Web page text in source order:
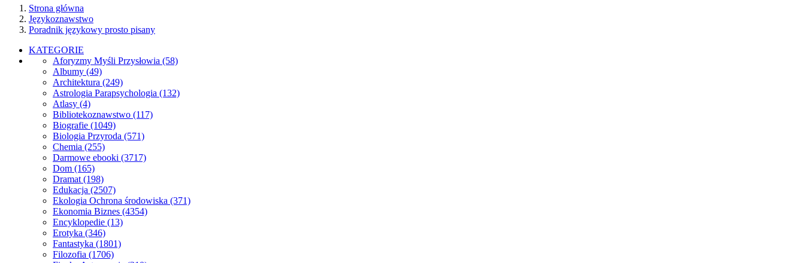
Strona główna
Językoznawstwo
Poradnik językowy prosto pisany
KATEGORIE
Aforyzmy Myśli Przysłowia (58)
Albumy (49)
Architektura (249)
Astrologia Parapsychologia (132)
Atlasy (4)
Bibliotekoznawstwo (117)
Biografie (1049)
Biologia Przyroda (571)
Chemia (255)
Darmowe ebooki (3717)
Dom (165)
Dramat (198)
Edukacja (2507)
Ekologia Ochrona środowiska (371)
Ekonomia Biznes (4354)
Encyklopedie (13)
Erotyka (346)
Fantastyka (1801)
Filozofia (1706)